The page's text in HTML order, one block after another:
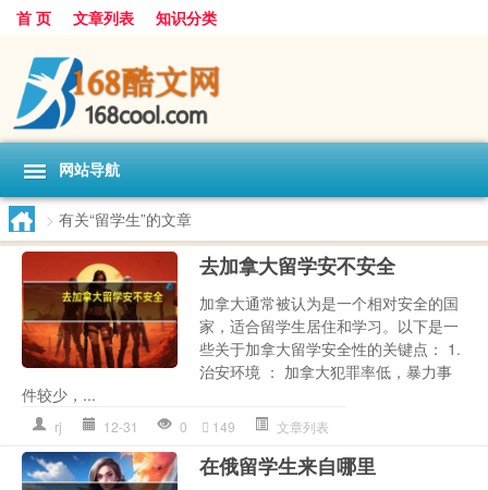
首 页 文章列表 知识分类
网站导航
> 有关“留学生”的文章
去加拿大留学安不安全
加拿大通常被认为是一个相对安全的国
家，适合留学生居住和学习。以下是一
些关于加拿大留学安全性的关键点： 1.
治安环境 ： 加拿大犯罪率低，暴力事
件较少，...
rj 12-31 0 149 文章列表
在俄留学生来自哪里